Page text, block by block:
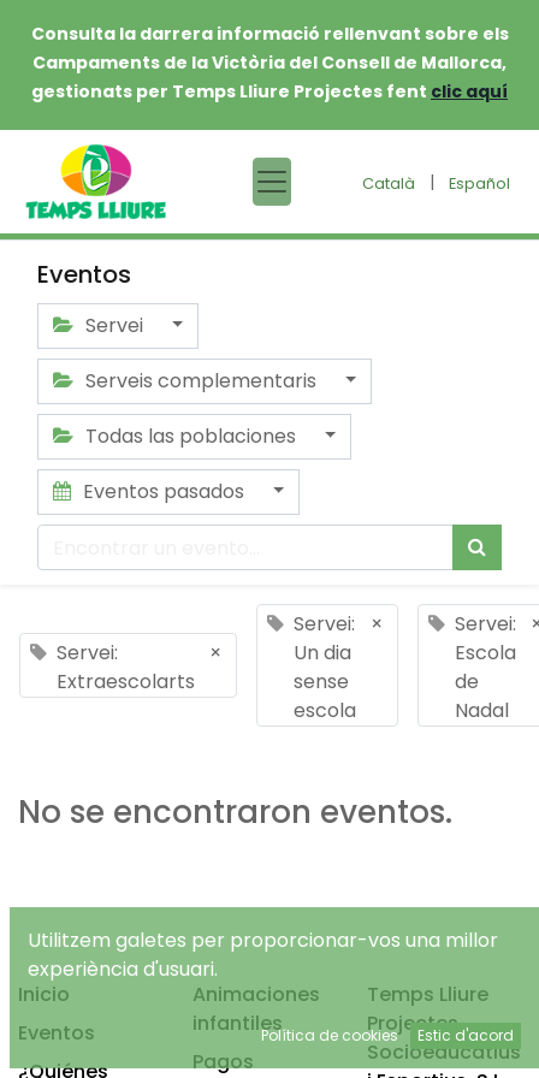
Consulta la darrera informació rellenvant sobre els
Campaments de la Victòria del Consell de Mallorca,
gestionats per Temps Lliure Projectes fent clic aquí
Català | Español
Eventos
Servei
Serveis complementaris
Todas las poblaciones
Eventos pasados
Servei:
Extraescolarts
×
Servei:
Un dia
sense
escola
×
Servei:
Escola
de
Nadal
No se encontraron eventos.
Inicio
Eventos
¿Quiénes
Animaciones
infantiles
Pagos
Temps Lliure
Projectes
Socioeducatius
Utilitzem galetes per proporcionar-vos una millor
experiència d'usuari.
Política de cookies Estic d'acord